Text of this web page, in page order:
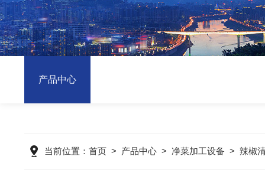
产品中心
当前位置： 首页> 产品中心> 净菜加工设备 > 辣椒